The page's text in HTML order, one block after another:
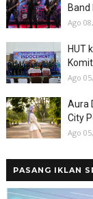
Band
Ago
HUT
Ago
Aura
City
Ago
PASANG IKLAN